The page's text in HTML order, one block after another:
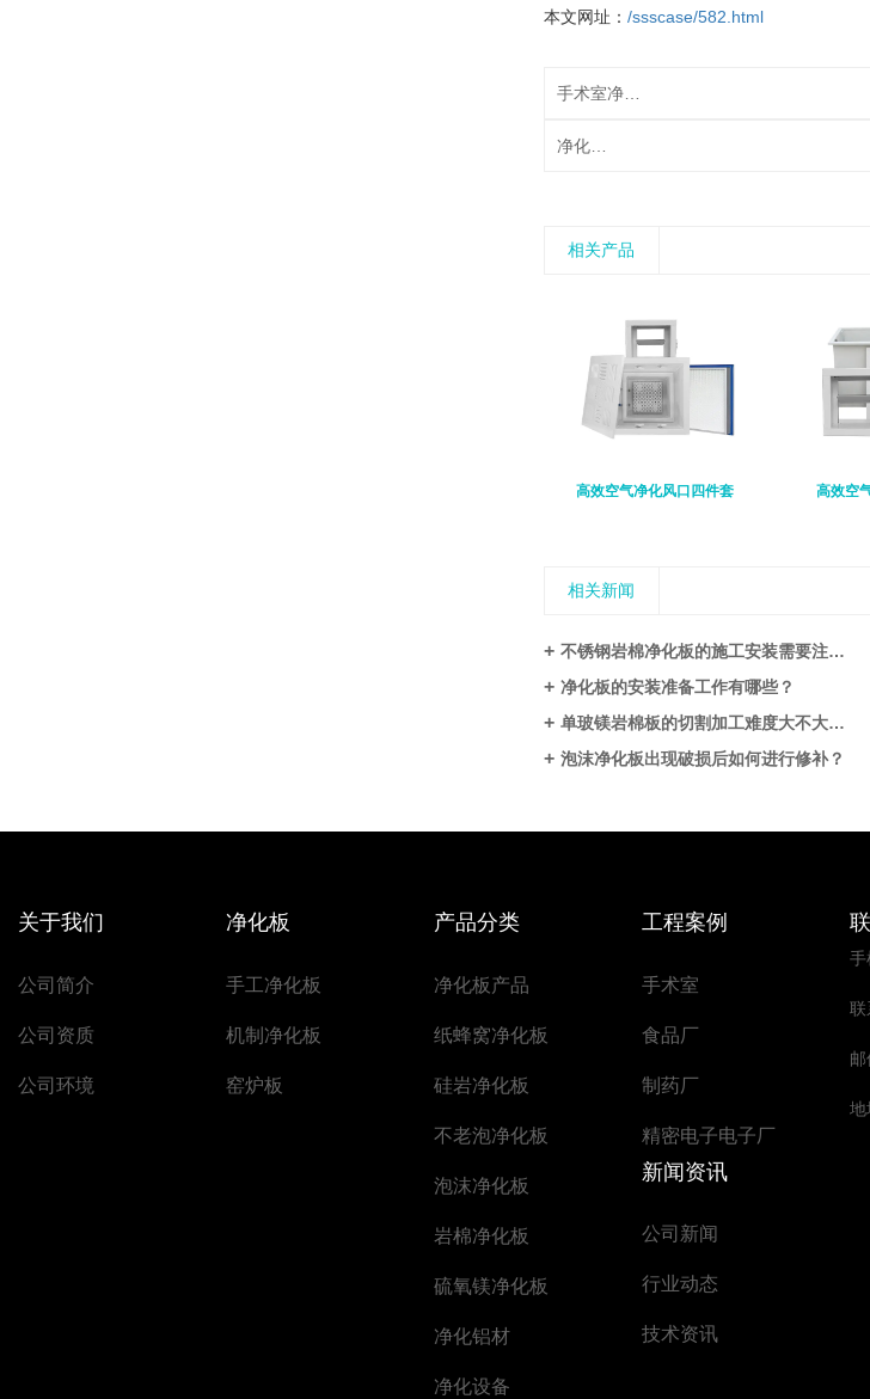
本文网址： /ssscase/582.html
手术室净化车间
净化车间
相关产品
高效空气净化风口四件套 高效空
相关新闻
不锈钢岩棉净化板的施工安装需要注意哪些细节？​
净化板的安装准备工作有哪些？​​
单玻镁岩棉板的切割加工难度大不大，有哪些注意事项？​​
泡沫净化板出现破损后如何进行修补？​​
关于我们
公司简介
公司资质
公司环境
净化板
手工净化板
机制净化板
窑炉板
产品分类
净化板产品
纸蜂窝净化板
硅岩净化板
不老泡净化板
泡沫净化板
岩棉净化板
硫氧镁净化板
净化铝材
净化设备
工程案例
手术室
食品厂
制药厂
精密电子电子厂
新闻资讯
公司新闻
行业动态
技术资讯
手
联
地